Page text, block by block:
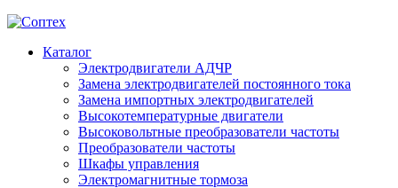
Каталог
Электродвигатели АДЧР
Замена электродвигателей постоянного тока
Замена импортных электродвигателей
Высокотемпературные двигатели
Высоковольтные преобразователи частоты
Преобразователи частоты
Шкафы управления
Электромагнитные тормоза